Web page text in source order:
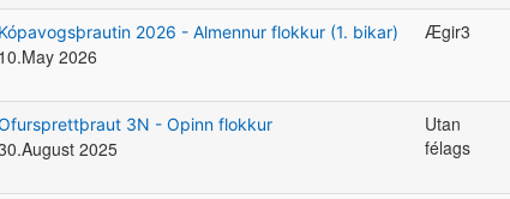
Kópavogsþrautin 2026 - Almennur flokkur (1. bikar)
10.May 2026
Ægir3
3N - Opinn flokkur
2025
Utan
félags